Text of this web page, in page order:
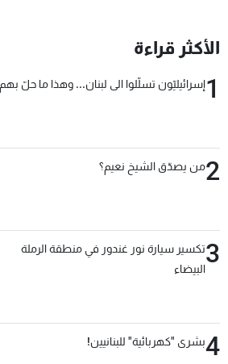
الأكثر قراءة
1إسرائيليّون تسلّلوا الى لبنان... وهذا ما حلّ بهم
2من يصدّق الشيخ نعيم؟
3تكسير سيارة نور غندور في منطقة الرملة
البيضاء
4بشرى "كهربائية" للبنانيين!